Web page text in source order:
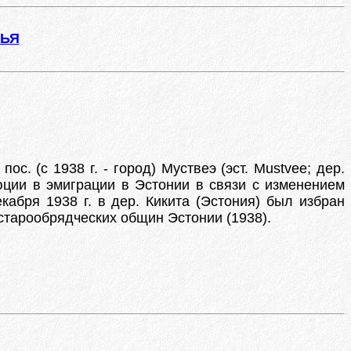
(с 1938 г. - город) Муствеэ (эст. Mustvee; дер.
в эмиграции в Эстонии в связи с изменением
1938 г. в дер. Кикита (Эстония) был избран
общин Эстонии (1938).